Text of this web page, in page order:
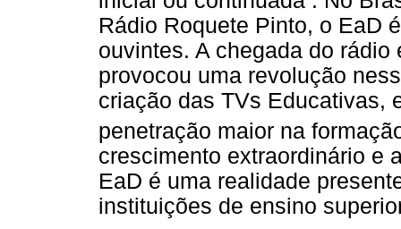
Rádio Roquete Pinto, o EaD
ouvintes. A chegada do
provocou uma revolução
criação das TVs Educativas,
penetração maior na
crescimento extraordinário e
EaD é uma realidade
instituições de ensino